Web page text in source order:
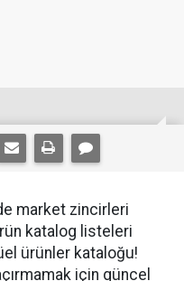
market zincirleri
katalog listeleri
ürünler kataloğu!
için güncel